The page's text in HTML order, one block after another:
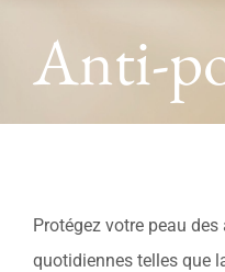
Corps
Solaire
Anti-
Protégez votre peau
quotidiennes telles que